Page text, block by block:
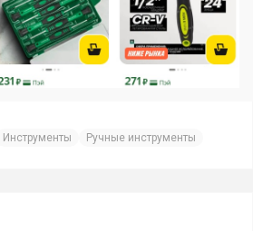
Инструменты Ручные инструменты